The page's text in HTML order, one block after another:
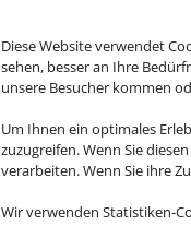
Diese Website verwendet
sehen, besser an Ihre
unsere Besucher kommen
Um Ihnen ein optimales
zuzugreifen. Wenn Sie
verarbeiten. Wenn Sie ihre
Wir verwenden Statistiken-